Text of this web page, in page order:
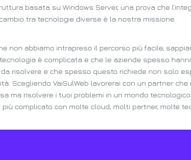
basata su Windows Server, una prova che
tra tecnologie diverse è la nostra missione.
non abbiamo intrapreso il percorso più facile,
è complicata e che le aziende spesso
da risolvere e che spesso questo richiede non solo
Scegliendo VaiSulWeb lavorerai con un partner
ma risolvere i tuoi problemi in un mondo
più complicato con molte cloud, molti partner, molte